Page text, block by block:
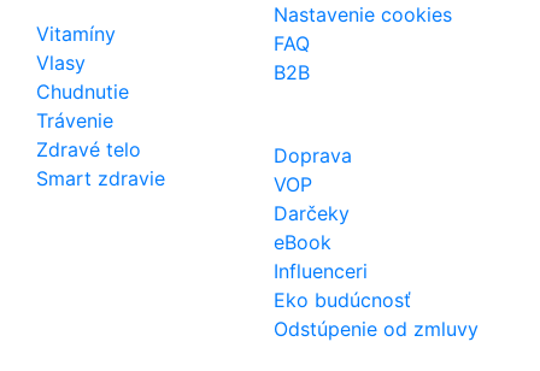
Vitamíny
Vlasy
Chudnutie
Trávenie
Zdravé telo
Smart zdravie
Nastavenie cookies
FAQ
B2B
Doprava
VOP
Darčeky
eBook
Influenceri
Eko budúcnosť
Odstúpenie od zmluvy